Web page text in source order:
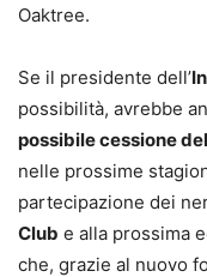
Oaktree.
Se il presidente dell’
possibilità, avrebbe
possibile cessione
nelle prossime
partecipazione dei
Club e alla prossima
che, grazie al nuovo